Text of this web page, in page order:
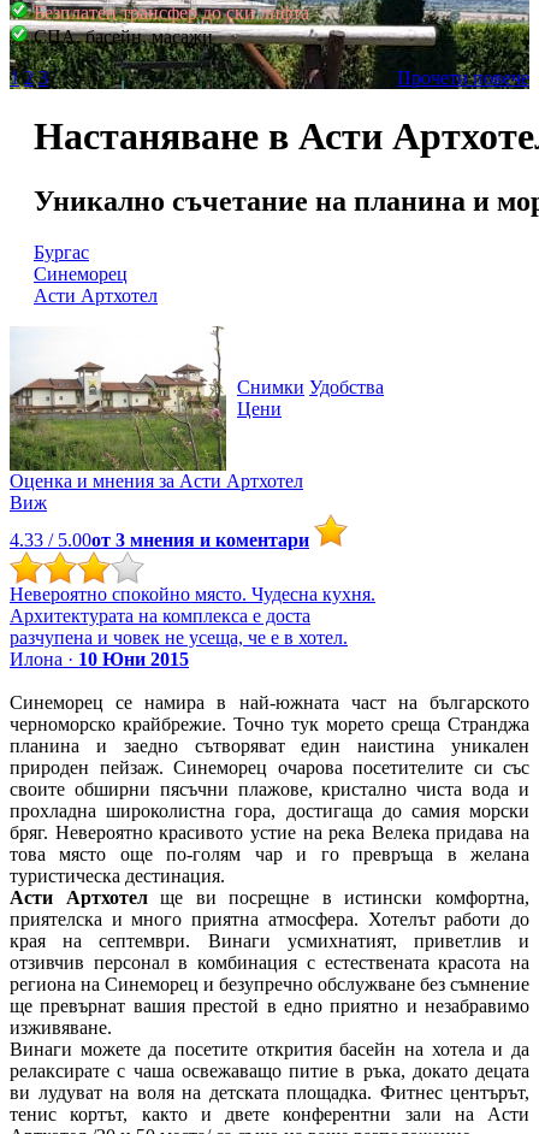
Безплатен трансфер до ски лифта
СПА, басейн, масажи
Прочети повече
1 2 3
Настаняване в Асти
Уникално съчетание на планина и
Бургас
Синеморец
Асти Артхотел
Снимки Удобства
Цени
Оценка и мнения за Асти Артхотел
Виж
4.33 / 5.00от 3 мнения и коментари
Невероятно спокойно място. Чудесна кухня.
Архитектурата на комплекса е доста
разчупена и човек не усеща, че е в хотел.
Илона · 10 Юни 2015
Синеморец се намира в най-южната част на българското
черноморско крайбрежие. Точно тук морето среща Странджа
планина и заедно сътворяват един наистина уникален
природен пейзаж. Синеморец очарова посетителите си със
своите обширни пясъчни плажове, кристално чиста вода и
прохладна широколистна гора, достигаща до самия морски
бряг. Невероятно красивото устие на река Велека придава на
това място още по-голям чар и го превръща в желана
туристическа дестинация.
Асти Артхотелще ви посрещне в истински комфортна,
приятелска и много приятна атмосфера. Хотелът работи до
края на септември. Винаги усмихнатият, приветлив и
отзивчив персонал в комбинация с естествената красота на
региона на Синеморец и безупречно обслужване без съмнение
ще превърнат вашия престой в едно приятно и незабравимо
изживяване.
Винаги можете да посетите открития басейн на хотела и да
релаксирате с чаша освежаващо питие в ръка, докато децата
ви лудуват на воля на детската площадка. Фитнес центърът,
тенис кортът, както и двете конферентни зали на Асти